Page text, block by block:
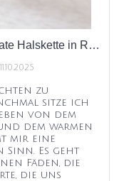
Deine Geschichte am Hals: NC State Halskette in Roségold
11.10.2025
zu
sitze ich
von dem
dem warmen
mir eine
Es geht
Fäden, die
die uns